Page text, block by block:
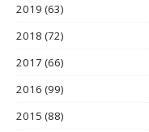
2019 (63)
2018 (72)
2017 (66)
2016 (99)
2015 (88)